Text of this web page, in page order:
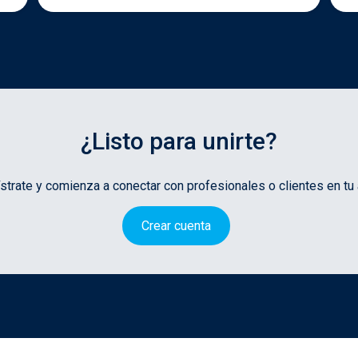
¿Listo para unirte?
y comienza a conectar con profesionales o clientes en tu
Crear cuenta